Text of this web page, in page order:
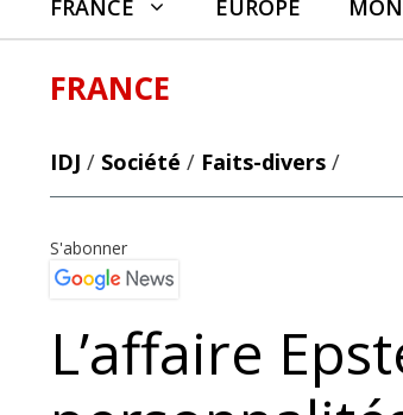
FRANCE EUROPE
FRANCE
IDJ / Société / Faits-divers /
S'abonner
L’affaire